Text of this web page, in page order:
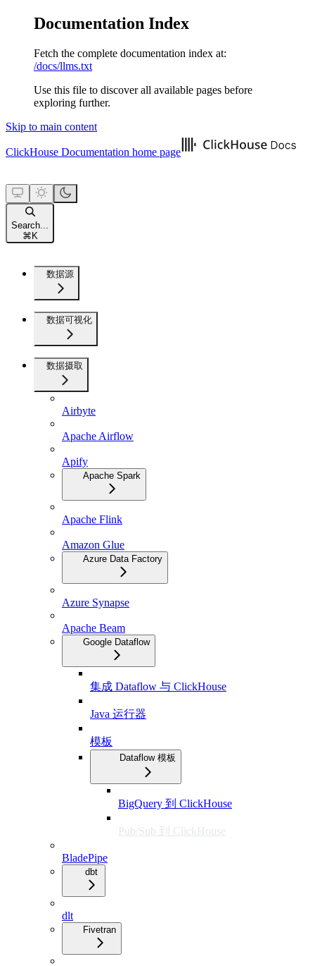
Documentation Index
Fetch the complete documentation index at:
/docs/llms.txt
Use this file to discover all available pages before
exploring further.
Skip to main content
ClickHouse Documentation home page
Search...
⌘ K
数据源
数据可视化
数据摄取
Airbyte
Apache Airflow
Apify
Apache Spark
Apache Flink
Amazon Glue
Azure Data Factory
Azure Synapse
Apache Beam
Google Dataflow
集成 Dataflow 与 ClickHouse
Java 运行器
模板
Dataflow 模板
BigQuery 到 ClickHouse
Pub/Sub 到 ClickHouse
BladePipe
dbt
dlt
Fivetran